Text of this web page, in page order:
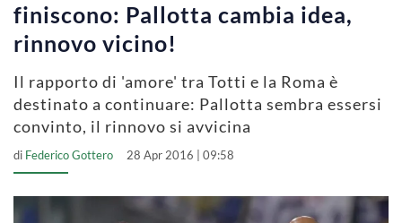
finiscono: Pallotta cambia idea,
rinnovo vicino!
Il rapporto di 'amore' tra Totti e la Roma è
destinato a continuare: Pallotta sembra essersi
convinto, il rinnovo si avvicina
di Federico Gottero 28 Apr 2016 | 09:58